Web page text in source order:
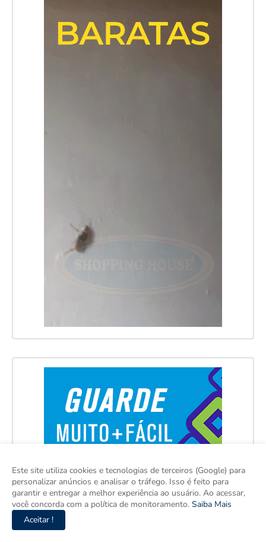
Este site utiliza cookies e tecnologias de terceiros (Google) para
personalizar anúncios e analisar o tráfego. Isso é feito para
garantir e entregar a melhor experiência ao usuário. Ao acessar,
você concorda com a política de monitoramento. Saiba Mais
Aceitar !